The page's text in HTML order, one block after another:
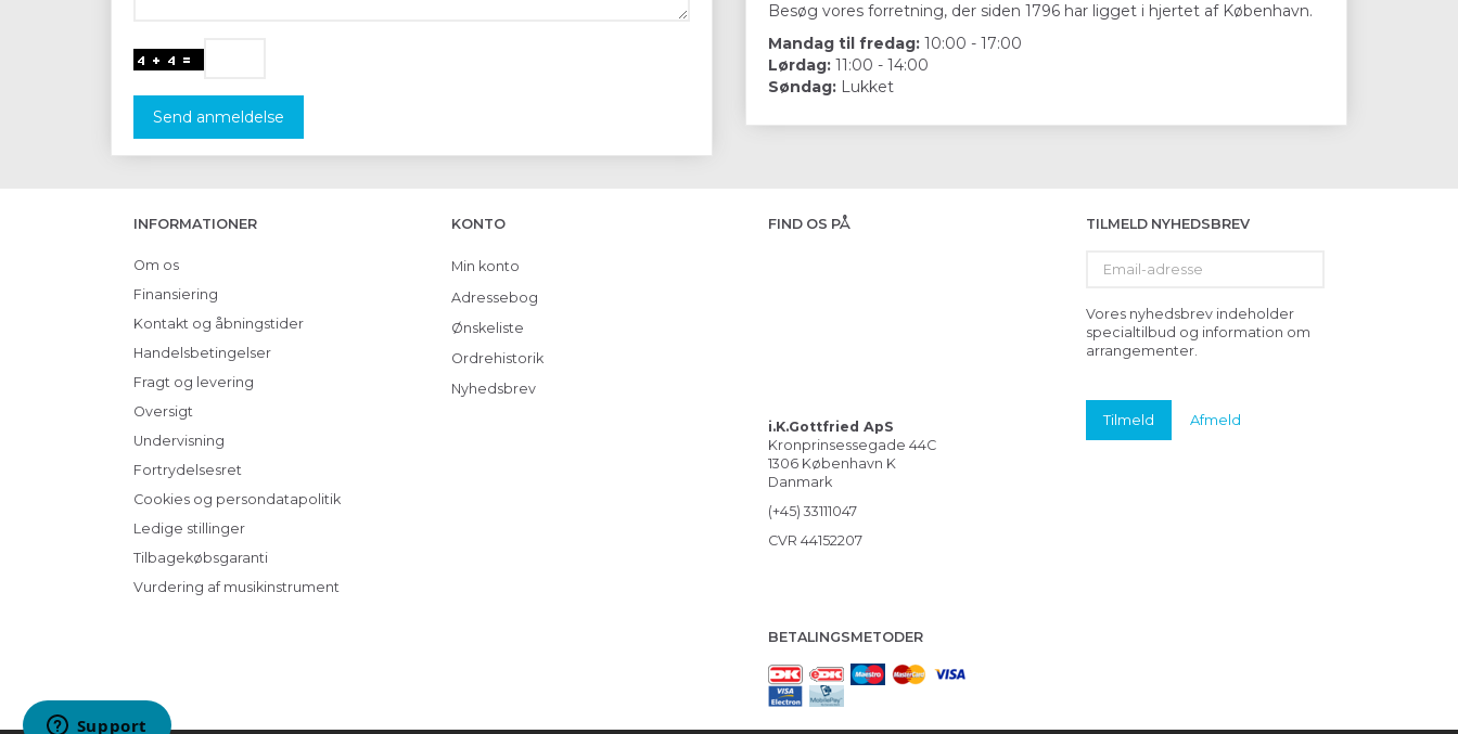
Send anmeldelse
Besøg vores forretning, der siden 1796 har ligget i hjertet af København.
Mandag til fredag: 10:00 - 17:00
Lørdag: 11:00 - 14:00
Søndag: Lukket
INFORMATIONER
Om os
Finansiering
Kontakt og åbningstider
Handelsbetingelser
Fragt og levering
Oversigt
Undervisning
Fortrydelsesret
Cookies og persondatapolitik
Ledige stillinger
Tilbagekøbsgaranti
Vurdering af musikinstrument
KONTO
Min konto
Adressebog
Ønskeliste
Ordrehistorik
Nyhedsbrev
FIND OS PÅ
i.K.Gottfried ApS
Kronprinsessegade 44C
1306 København K
Danmark
(+45) 33111047
CVR 44152207
BETALINGSMETODER
TILMELD NYHEDSBREV
adresse
Vores nyhedsbrev indeholder
specialtilbud og information om
arrangementer.
Tilmeld Afmeld